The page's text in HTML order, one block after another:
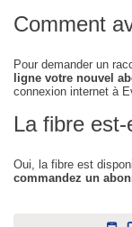
Comment
Pour demander un
ligne votre nouvel
connexion internet à
La fibre
Oui, la fibre est
commandez un